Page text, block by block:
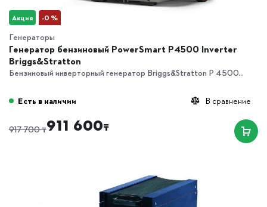
Акция -0 %
Генераторы
Генератор бензиновый PowerSmart P4500 Inverter
Briggs&Stratton
Бензиновый инверторный генератор Briggs&Stratton P 4500...
В сравнение
Есть в наличии
917 700₸911 600₸